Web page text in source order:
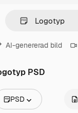
AI-genererad bild
PSD
PSD